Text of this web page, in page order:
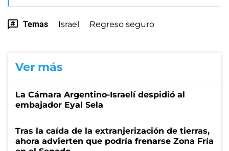
Temas Israel Regreso seguro
Ver más
La Cámara Argentino-Israelí despidió al
embajador Eyal Sela
Tras la caída de la extranjerización de tierras,
ahora advierten que podría frenarse Zona Fría